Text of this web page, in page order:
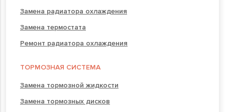
Замена радиатора охлаждения
Замена термостата
Ремонт радиатора охлаждения
ТОРМОЗНАЯ СИСТЕМА
Замена тормозной жидкости
Замена тормозных дисков